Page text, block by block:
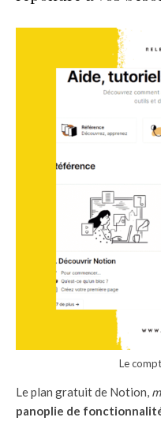
Le
Le plan gratuit de Notion,
panoplie de